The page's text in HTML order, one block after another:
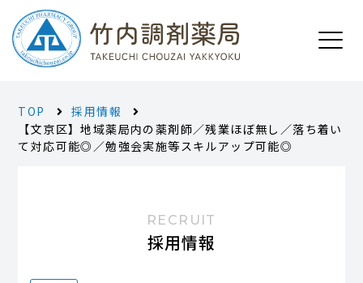
TOP
採用情報
【文京区】地域薬局内の薬剤師／残業ほぼ無し／落ち着い
て対応可能◎／勉強会実施等スキルアップ可能◎
RECRUIT
採用情報